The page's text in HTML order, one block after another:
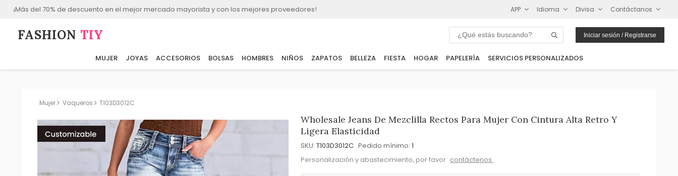
¡Más del 70% de descuento en el mejor mercado mayorista y con los mejores proveedores! APP Idioma Divisa Contáctanos
FASHION⁠ TIY Iniciar sesión / Registrarse
MUJER JOYAS ACCESORIOS BOLSAS HOMBRES NIÑOS ZAPATOS BELLEZA FIESTA HOGAR PAPELERÍA SERVICIOS PERSONALIZADOS
Mujer Vaqueros T103D3012C
Wholesale Jeans De Mezclilla Rectos Para Mujer Con Cintura Alta Retro Y
Ligera Elasticidad
SKU: T103D3012C Pedido mínimo: 1
Personalización y abastecimiento, por favor contáctenos.